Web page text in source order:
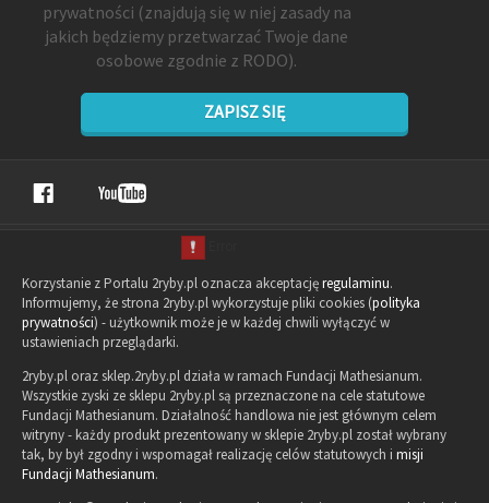
prywatności (znajdują się w niej zasady na
jakich będziemy przetwarzać Twoje dane
osobowe zgodnie z RODO).
ZAPISZ SIĘ
Korzystanie z Portalu 2ryby.pl oznacza akceptacjęregulaminu.
Informujemy, że strona 2ryby.pl wykorzystuje pliki cookies (polityka
prywatności) - użytkownik może je w każdej chwili wyłączyć w
ustawieniach przeglądarki.
2ryby.pl oraz sklep.2ryby.pl działa w ramach Fundacji Mathesianum.
Wszystkie zyski ze sklepu 2ryby.pl są przeznaczone na cele statutowe
Fundacji Mathesianum. Działalność handlowa nie jest głównym celem
witryny - każdy produkt prezentowany w sklepie 2ryby.pl został wybrany
tak, by był zgodny i wspomagał realizację celów statutowych i misji
Fundacji Mathesianum.